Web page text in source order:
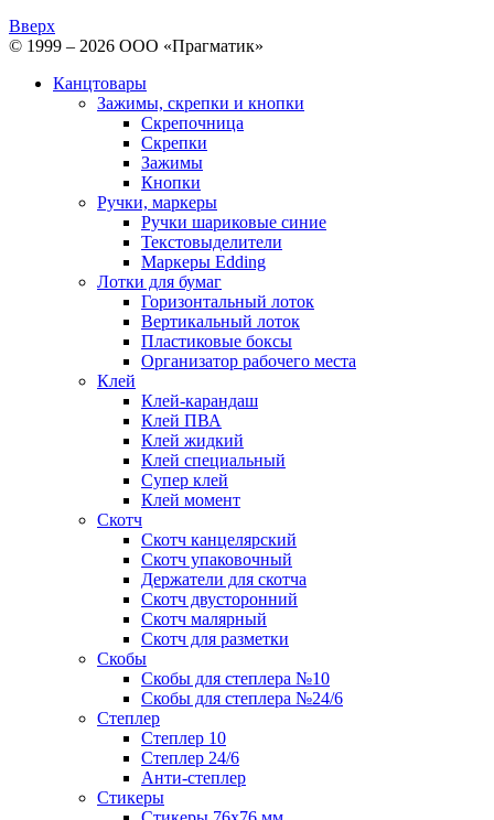
Вверх
© 1999 – 2026 ООО «Прагматик»
Канцтовары
Зажимы, скрепки и кнопки
Скрепочница
Скрепки
Зажимы
Кнопки
Ручки, маркеры
Ручки шариковые синие
Текстовыделители
Маркеры Edding
Лотки для бумаг
Горизонтальный лоток
Вертикальный лоток
Пластиковые боксы
Организатор рабочего места
Клей
Клей-карандаш
Клей ПВА
Клей жидкий
Клей специальный
Супер клей
Клей момент
Скотч
Скотч канцелярский
Скотч упаковочный
Держатели для скотча
Скотч двусторонний
Скотч малярный
Скотч для разметки
Скобы
Скобы для степлера №10
Скобы для степлера №24/6
Степлер
Степлер 10
Степлер 24/6
Анти-степлер
Стикеры